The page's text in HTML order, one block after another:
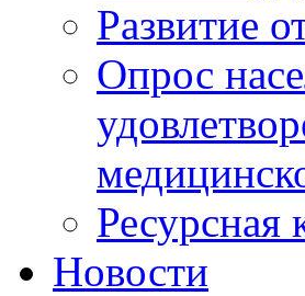
Развитие
Опрос
Ресурсная
Новости